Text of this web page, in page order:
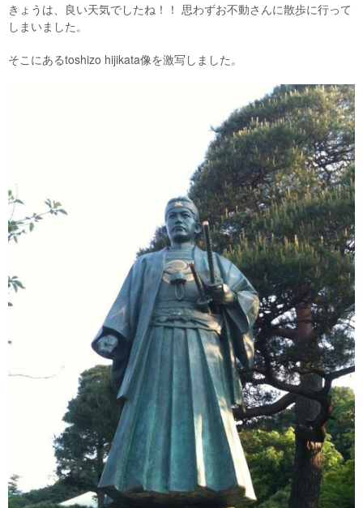
Contact
きょうは、良い天気でしたね！！ 思わずお不動さんに散歩に行って
しまいました。
そこにあるtoshizo hijikata像を激写しました。